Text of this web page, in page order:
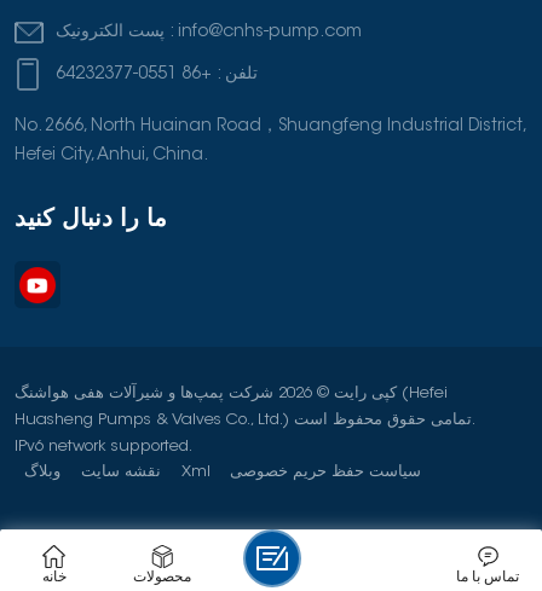
پست الکترونیک : info@cnhs-pump.com
تلفن : +86 0551-64232377
No. 2666, North Huainan Road，Shuangfeng Industrial District,
Hefei City, Anhui, China.
ما را دنبال کنید
کپی رایت © 2026 شرکت پمپ‌ها و شیرآلات هفی هواشنگ (Hefei
Huasheng Pumps & Valves Co., Ltd.) تمامی حقوق محفوظ است.
IPv6 network supported.
وبلاگ
نقشه سایت Xml سیاست حفظ حریم خصوصی
خانه محصولات تماس با ما